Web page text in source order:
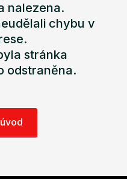
nalezena.
chybu v
stránka
odstraněna.